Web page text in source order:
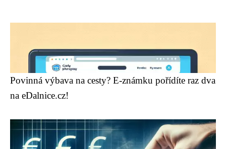
Povinná výbava na cesty? E-známku pořídíte raz dva
na eDalnice.cz!